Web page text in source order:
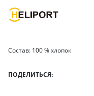
Состав: 100 % хлопок
ПОДЕЛИТЬСЯ: